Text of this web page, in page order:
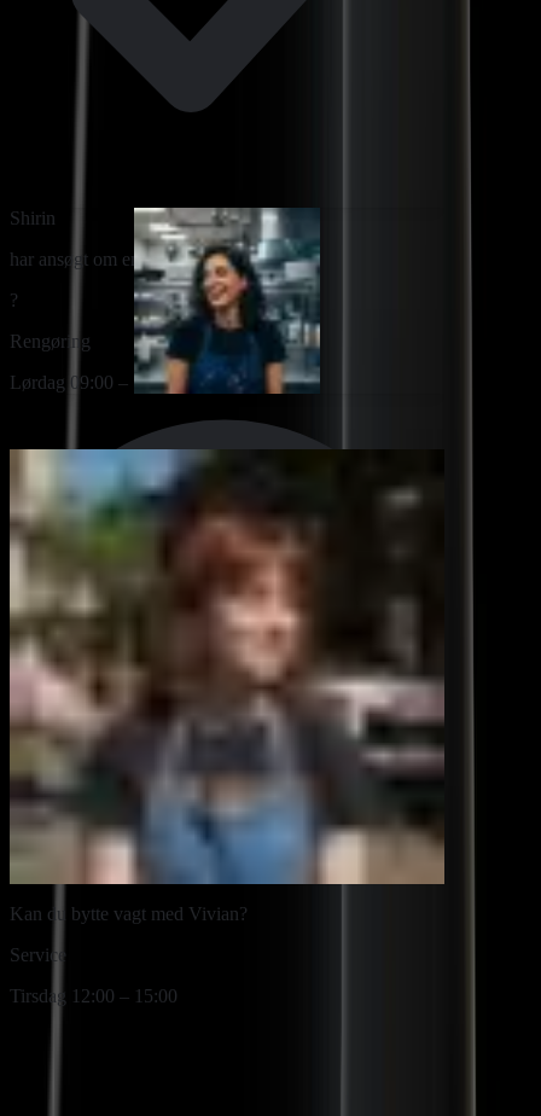
Shirin
har ansøgt om en vagt
?
Rengøring
Lørdag 09:00 – 12:00
Kan du bytte vagt med Vivian?
Service
Tirsdag 12:00 – 15:00